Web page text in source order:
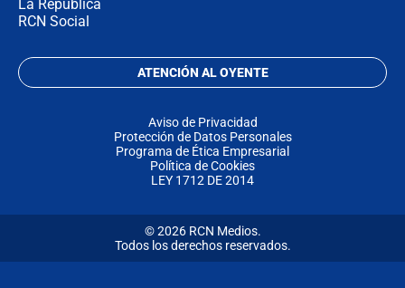
La República
RCN Social
ATENCIÓN AL OYENTE
Aviso de Privacidad
Protección de Datos Personales
Programa de Ética Empresarial
Política de Cookies
LEY 1712 DE 2014
© 2026 RCN Medios.
Todos los derechos reservados.